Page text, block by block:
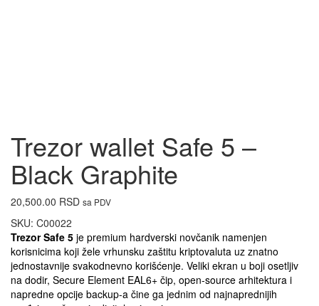
Trezor wallet Safe 5 –
Black Graphite
20,500.00 RSD sa PDV
SKU: C00022
Trezor Safe 5 je premium hardverski novčanik namenjen
korisnicima koji žele vrhunsku zaštitu kriptovaluta uz znatno
jednostavnije svakodnevno korišćenje. Veliki ekran u boji osetljiv
na dodir, Secure Element EAL6+ čip, open-source arhitektura i
napredne opcije backup-a čine ga jednim od najnaprednijih